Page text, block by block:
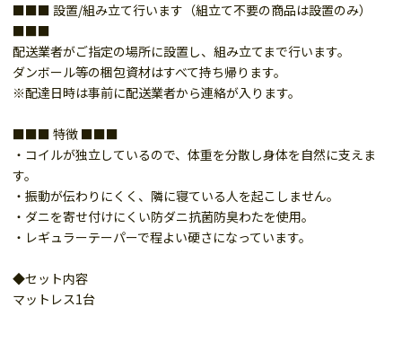
■■■ 設置/組み立て行います（組立て不要の商品は設置のみ）
■■■
配送業者がご指定の場所に設置し、組み立てまで行います。
ダンボール等の梱包資材はすべて持ち帰ります。
※配達日時は事前に配送業者から連絡が入ります。
■■■ 特徴 ■■■
・コイルが独立しているので、体重を分散し身体を自然に支えま
す。
・振動が伝わりにくく、隣に寝ている人を起こしません。
・ダニを寄せ付けにくい防ダニ抗菌防臭わたを使用。
・レギュラーテーパーで程よい硬さになっています。
◆セット内容
マットレス1台